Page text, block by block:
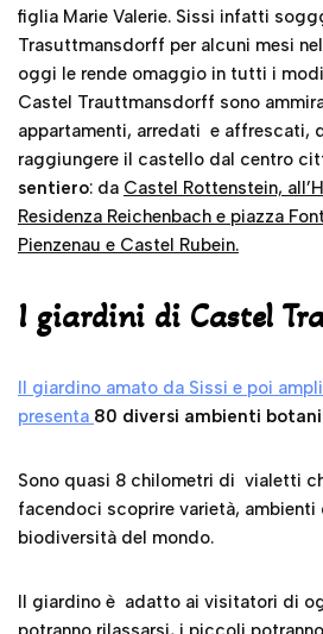
figlia Marie Valerie. Sissi infatti
Trasuttmansdorff per alcuni mesi
oggi le rende omaggio in tutti i
Castel Trauttmansdorff sono
appartamenti, arredati e affrescati,
raggiungere il castello dal centro
sentiero: da Castel Rottenstein,
Residenza Reichenbach e piazza
Pienzenau e Castel Rubein.
I giardini di Castel
Il giardino amato da Sissi e poi
presenta 80 diversi ambienti
Sono quasi 8 chilometri di vialetti
facendoci scoprire varietà,
biodiversità del mondo.
Il giardino è adatto ai visitatori di